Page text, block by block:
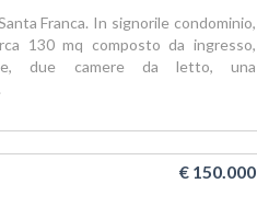
Franca. In signorile condominio,
130 mq composto da ingresso,
due camere da letto, una
€ 150.000